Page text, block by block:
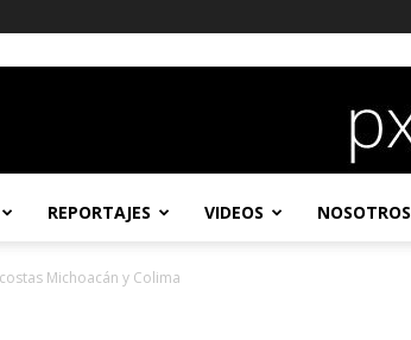
REPORTAJES VIDEOS NOSOTROS
Michoacán y Colima